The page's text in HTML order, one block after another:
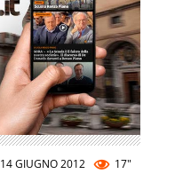
14 GIUGNO 2012 17"